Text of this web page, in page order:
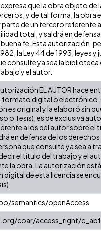
expresa que la obra objeto
y de tal forma, la obra
de un tercero referente
total, y saldrá en
fe. Esta autorización,
la Ley 44 de 1993, leyes
consulte ya sea la
y el autor.
EL AUTOR hace
digital o electrónico.
es original y la elaboró sin
o Tesis), es de exclusiva
a los del autor sobre el
en defensa de los
que consulte ya sea a
el título del trabajo y el
la obra. La autorización
digital de esta licencia se
semantics/openAccess
coar/access_right/